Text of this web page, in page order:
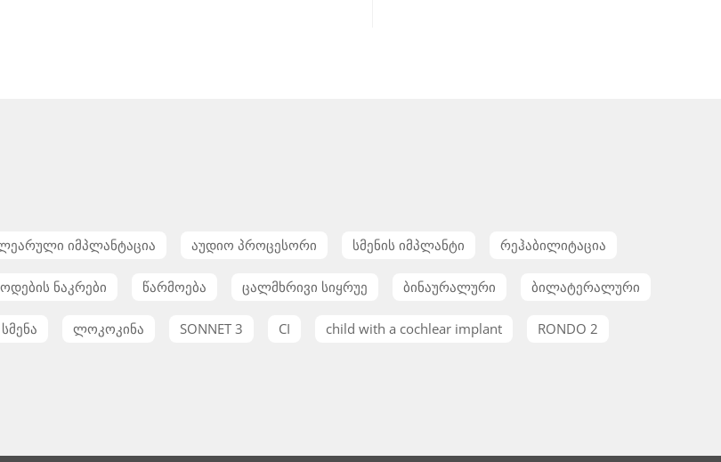
იმპლანტაცია აუდიო პროცესორი სმენის იმპლანტი რეჰაბილიტაცია
ნაკრები წარმოება ცალმხრივი სიყრუე ბინაურალური ბილატერალური
სმენა ლოკოკინა SONNET 3 CI child with a cochlear implant RONDO 2